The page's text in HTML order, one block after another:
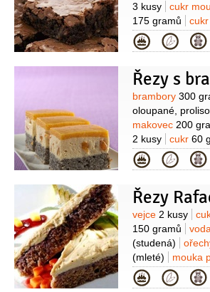
3 kusy
cukr
175 gramů
1 lžička
mouka
75 gramů
pekanové125
Kategorie
Suroviny
brambory 300
oloupané,
makovec 200
2 kusy
cukr 60
60 gramů
(mletý)
0,8 decilitru
tuk
vysypání formy)
300 gramů
(vařené,
100 gramů
2,5 decilitru
prášku) Na želé:
300 gramů
cukr
Kategorie
Suroviny
vejce 2 kusy
150 gramů
voda
(studená)
(mleté)
mouka
150 gramů
káva
(instantní)
Kategorie